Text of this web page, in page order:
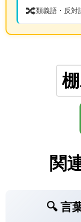
🔀類義語・反対
関
🔍 言